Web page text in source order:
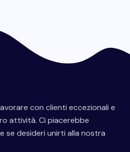
con clienti eccezionali e
attività. Ci piacerebbe
se desideri unirti alla nostra